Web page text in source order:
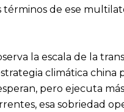
de ese
la escala de la
climática china
pero ejecuta
esa sobriedad